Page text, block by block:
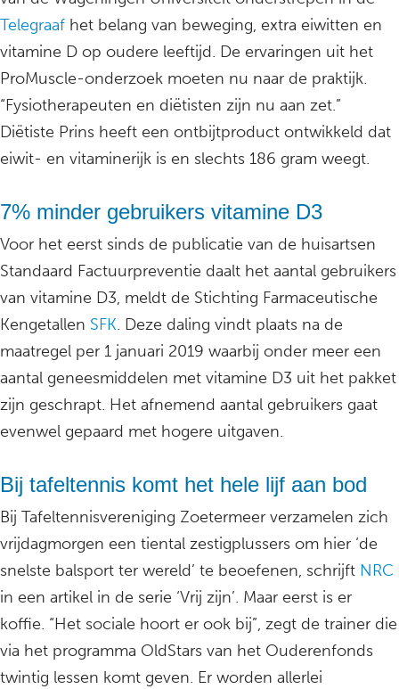
Telegraaf het belang van beweging, extra eiwitten en
vitamine D op oudere leeftijd. De ervaringen uit het
ProMuscle-onderzoek moeten nu naar de praktijk.
“Fysiotherapeuten en diëtisten zijn nu aan zet.”
Diëtiste Prins heeft een ontbijtproduct ontwikkeld dat
eiwit- en vitaminerijk is en slechts 186 gram weegt.
7% minder gebruikers vitamine D3
Voor het eerst sinds de publicatie van de huisartsen
Standaard Factuurpreventie daalt het aantal gebruikers
van vitamine D3, meldt de Stichting Farmaceutische
Kengetallen SFK. Deze daling vindt plaats na de
maatregel per 1 januari 2019 waarbij onder meer een
aantal geneesmiddelen met vitamine D3 uit het pakket
zijn geschrapt. Het afnemend aantal gebruikers gaat
evenwel gepaard met hogere uitgaven.
Bij tafeltennis komt het hele lijf aan bod
Bij Tafeltennisvereniging Zoetermeer verzamelen zich
vrijdagmorgen een tiental zestigplussers om hier ‘de
snelste balsport ter wereld’ te beoefenen, schrijft NRC
in een artikel in de serie ‘Vrij zijn’. Maar eerst is er
koffie. “Het sociale hoort er ook bij”, zegt de trainer die
via het programma OldStars van het Ouderenfonds
twintig lessen komt geven. Er worden allerlei